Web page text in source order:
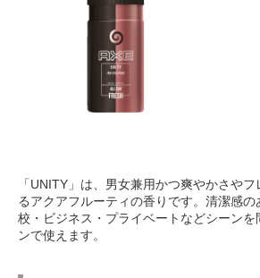
「UNITY」は、男女兼用かつ爽やかさや
るアクアフルーティの香りです。清潔感
校・ビジネス・プライベートなどシーン
ンで使えます。